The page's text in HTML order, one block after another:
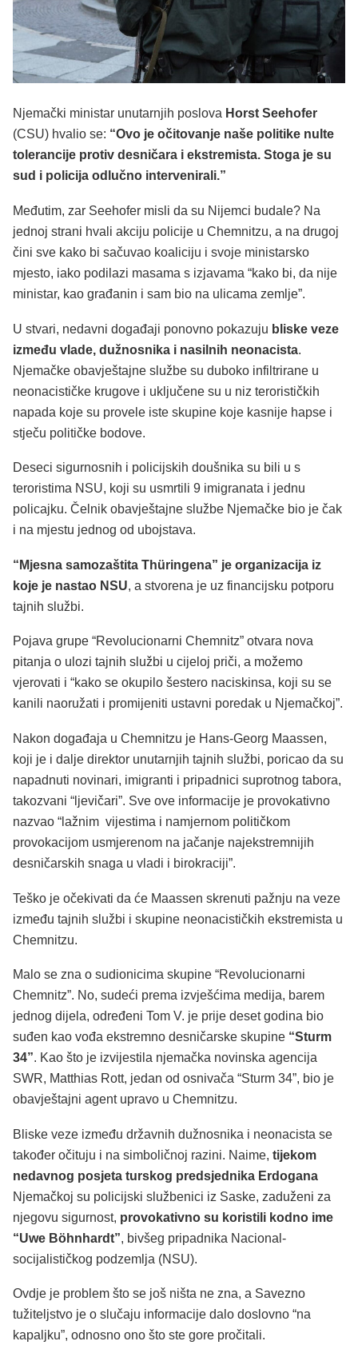
Njemački ministar unutarnjih poslova Horst Seehofer
(CSU) hvalio se: “Ovo je očitovanje naše politike nulte
tolerancije protiv desničara i ekstremista. Stoga je su
sud i policija odlučno intervenirali.”
Međutim, zar Seehofer misli da su Nijemci budale? Na
jednoj strani hvali akciju policije u Chemnitzu, a na drugoj
čini sve kako bi sačuvao koaliciju i svoje ministarsko
mjesto, iako podilazi masama s izjavama “kako bi, da nije
ministar, kao građanin i sam bio na ulicama zemlje”.
U stvari, nedavni događaji ponovno pokazuju bliske veze
između vlade, dužnosnika i nasilnih neonacista.
Njemačke obavještajne službe su duboko infiltrirane u
neonacističke krugove i uključene su u niz terorističkih
napada koje su provele iste skupine koje kasnije hapse i
stječu političke bodove.
Deseci sigurnosnih i policijskih doušnika su bili u s
teroristima NSU, koji su usmrtili 9 imigranata i jednu
policajku. Čelnik obavještajne službe Njemačke bio je čak
i na mjestu jednog od ubojstava.
“Mjesna samozaštita Thüringena” je organizacija iz
koje je nastao NSU, a stvorena je uz financijsku potporu
tajnih službi.
Pojava grupe “Revolucionarni Chemnitz” otvara nova
pitanja o ulozi tajnih službi u cijeloj priči, a možemo
vjerovati i “kako se okupilo šestero naciskinsa, koji su se
kanili naoružati i promijeniti ustavni poredak u Njemačkoj”.
Nakon događaja u Chemnitzu je Hans-Georg Maassen,
koji je i dalje direktor unutarnjih tajnih službi, poricao da su
napadnuti novinari, imigranti i pripadnici suprotnog tabora,
takozvani “ljevičari”. Sve ove informacije je provokativno
nazvao “lažnim vijestima i namjernom političkom
provokacijom usmjerenom na jačanje najekstremnijih
desničarskih snaga u vladi i birokraciji”.
Teško je očekivati da će Maassen skrenuti pažnju na veze
između tajnih službi i skupine neonacističkih ekstremista u
Chemnitzu.
Malo se zna o sudionicima skupine “Revolucionarni
Chemnitz”. No, sudeći prema izvješćima medija, barem
jednog dijela, određeni Tom V. je prije deset godina bio
suđen kao vođa ekstremno desničarske skupine “Sturm
34”. Kao što je izvijestila njemačka novinska agencija
SWR, Matthias Rott, jedan od osnivača “Sturm 34”, bio je
obavještajni agent upravo u Chemnitzu.
Bliske veze između državnih dužnosnika i neonacista se
također očituju i na simboličnoj razini. Naime, tijekom
nedavnog posjeta turskog predsjednika Erdogana
Njemačkoj su policijski službenici iz Saske, zaduženi za
njegovu sigurnost, provokativno su koristili kodno ime
“Uwe Böhnhardt”, bivšeg pripadnika Nacional-
socijalističkog podzemlja (NSU).
Ovdje je problem što se još ništa ne zna, a Savezno
tužiteljstvo je o slučaju informacije dalo doslovno “na
kapaljku”, odnosno ono što ste gore pročitali.